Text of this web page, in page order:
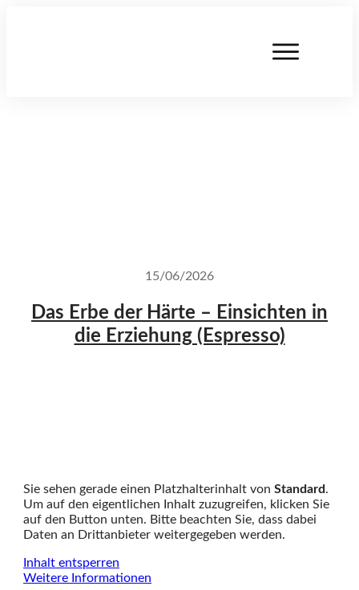
15/06/2026
Das Erbe der Härte – Einsichten in
die Erziehung (Espresso)
Sie sehen gerade einen Platzhalterinhalt von Standard.
Um auf den eigentlichen Inhalt zuzugreifen, klicken Sie
auf den Button unten. Bitte beachten Sie, dass dabei
Daten an Drittanbieter weitergegeben werden.
Inhalt entsperren
Weitere Informationen